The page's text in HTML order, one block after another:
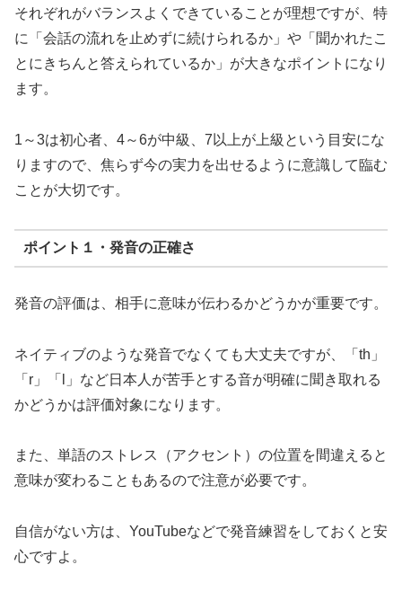
それぞれがバランスよくできていることが理想ですが、特
に「会話の流れを止めずに続けられるか」や「聞かれたこ
とにきちんと答えられているか」が大きなポイントになり
ます。
1～3は初心者、4～6が中級、7以上が上級という目安にな
りますので、焦らず今の実力を出せるように意識して臨む
ことが大切です。
ポイント１・発音の正確さ
発音の評価は、相手に意味が伝わるかどうかが重要です。
ネイティブのような発音でなくても大丈夫ですが、「th」
「r」「l」など日本人が苦手とする音が明確に聞き取れる
かどうかは評価対象になります。
また、単語のストレス（アクセント）の位置を間違えると
意味が変わることもあるので注意が必要です。
自信がない方は、YouTubeなどで発音練習をしておくと安
心ですよ。